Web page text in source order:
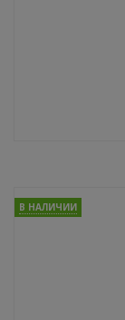
В НАЛИЧИИ